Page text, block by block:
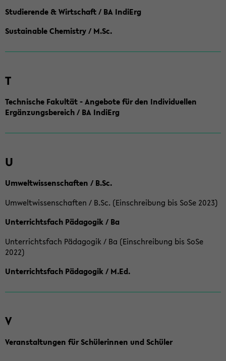
Studierende & Wirtschaft / BA IndiErg
Sustainable Chemistry / M.Sc.
T
Technische Fakultät - Angebote für den Individuellen
Ergänzungsbereich / BA IndiErg
U
Umweltwissenschaften / B.Sc.
Umweltwissenschaften / B.Sc. (Einschreibung bis SoSe 2023)
Unterrichtsfach Pädagogik / Ba
Unterrichtsfach Pädagogik / Ba (Einschreibung bis SoSe
2022)
Unterrichtsfach Pädagogik / M.Ed.
V
Veranstaltungen für Schülerinnen und Schüler